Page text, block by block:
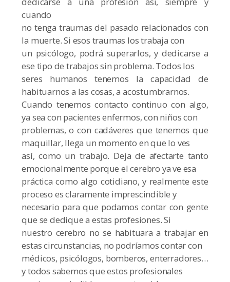
cuando
no tenga traumas del pasado relacionados con
la muerte. Si esos traumas los trabaja con
un psicólogo, podrá superarlos, y dedicarse a
ese tipo de trabajos sin problema. Todos los
seres humanos tenemos la capacidad de
habituarnos a las cosas, a acostumbrarnos.
Cuando tenemos contacto continuo con algo,
ya sea con pacientes enfermos, con niños con
problemas, o con cadáveres que tenemos que
maquillar, llega un momento en que lo ves
así, como un trabajo. Deja de afectarte tanto
emocionalmente porque el cerebro ya ve esa
práctica como algo cotidiano, y realmente este
proceso es claramente imprescindible y
necesario para que podamos contar con gente
que se dedique a estas profesiones. Si
nuestro cerebro no se habituara a trabajar en
estas circunstancias, no podríamos contar con
médicos, psicólogos, bomberos, enterradores…
y todos sabemos que estos profesionales